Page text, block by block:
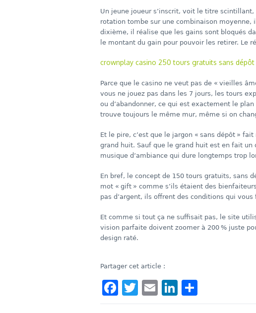
Un jeune joueur s’inscrit, voit le titre
rotation tombe sur une combinaison moyenne,
dixième, il réalise que les gains sont bloqués
le montant du gain pour pouvoir les retirer. Le
crownplay casino 250 tours gratuits sans dépôt
Parce que le casino ne veut pas de « vieilles
vous ne jouez pas dans les 7 jours, les tours
ou d’abandonner, ce qui est exactement le
trouve toujours le même mur, même si on
Et le pire, c’est que le jargon « sans dépôt »
grand huit. Sauf que le grand huit est en fait
musique d’ambiance qui dure longtemps trop
En bref, le concept de 150 tours gratuits, sans
mot « gift » comme s’ils étaient des
pas d’argent, ils offrent des conditions qui
Et comme si tout ça ne suffisait pas, le site
vision parfaite doivent zoomer à 200 % juste
design raté.
Partager cet article :
Facebook
Twitter
EmailLinkedIn